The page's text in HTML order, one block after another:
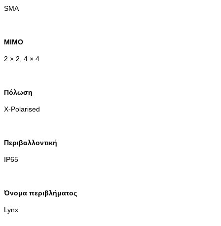
SMA
MIMO
2 × 2, 4 × 4
Πόλωση
X-Polarised
Περιβαλλοντική
IP65
Όνομα περιβλήματος
Lynx